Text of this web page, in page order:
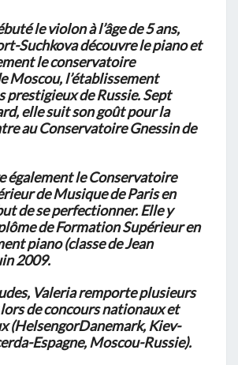
le violon à l’âge de 5 ans,
Suchkova découvre le piano et
le conservatoire
Moscou, l’établissement
prestigieux de Russie. Sept
elle suit son goût pour la
au Conservatoire Gnessin de
également le Conservatoire
de Musique de Paris en
de se perfectionner. Elle y
de Formation Supérieur en
piano (classe de Jean
2009.
Valeria remporte plusieurs
de concours nationaux et
(HelsengorDanemark, Kiev-
Espagne, Moscou-Russie).